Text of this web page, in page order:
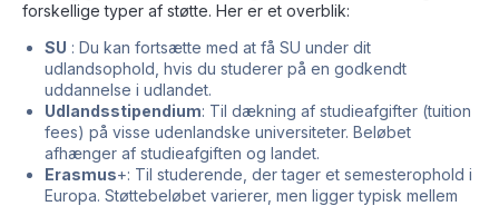
forskellige typer af støtte. Her er et overblik:
SU : Du kan fortsætte med at få SU under dit
udlandsophold, hvis du studerer på en godkendt
uddannelse i udlandet.
Udlandsstipendium: Til dækning af studieafgifter (tuition
fees) på visse udenlandske universiteter. Beløbet
afhænger af studieafgiften og landet.
Erasmus+: Til studerende, der tager et semesterophold i
Europa. Støttebeløbet varierer, men ligger typisk mellem